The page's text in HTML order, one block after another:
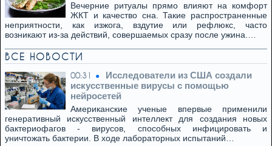
Вечерние ритуалы прямо влияют на комфорт
ЖКТ и качество сна. Такие распространенные
неприятности, как изжога, вздутие или рефлюкс, часто
возникают из-за действий, совершаемых сразу после ужина.…
ВСЕ НОВОСТИ
00:31
Исследователи из США создали
искусственные вирусы с помощью
нейросетей
Американские ученые впервые применили
генеративный искусственный интеллект для создания новых
бактериофагов - вирусов, способных инфицировать и
уничтожать бактерии. В ходе лабораторных испытаний…